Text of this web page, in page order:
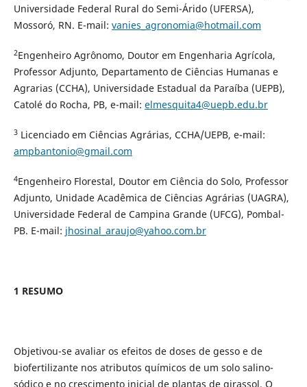
Universidade Federal Rural do Semi-Árido (UFERSA),
Mossoró, RN. E-mail: vanies_agronomia@hotmail.com
2Engenheiro Agrônomo, Doutor em Engenharia Agrícola,
Professor Adjunto, Departamento de Ciências Humanas e
Agrarias (CCHA), Universidade Estadual da Paraíba (UEPB),
Catolé do Rocha, PB, e-mail: elmesquita4@uepb.edu.br
3Licenciado em Ciências Agrárias, CCHA/UEPB, e-mail:
ampbantonio@gmail.com
4Engenheiro Florestal, Doutor em Ciência do Solo, Professor
Adjunto, Unidade Acadêmica de Ciências Agrárias (UAGRA),
Universidade Federal de Campina Grande (UFCG), Pombal-
PB. E-mail: jhosinal_araujo@yahoo.com.br
1 RESUMO
Objetivou-se avaliar os efeitos de doses de gesso e de
biofertilizante nos atributos químicos de um solo salino-
sódico e no crescimento inicial de plantas de girassol. O